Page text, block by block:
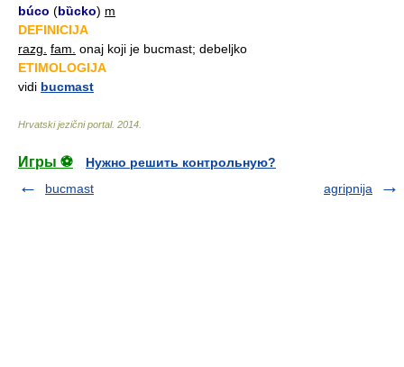
búco (bȕcko) m
DEFINICIJA
razg. fam. onaj koji je bucmast; debeljko
ETIMOLOGIJA
vidi bucmast
Hrvatski jezični portal. 2014
Игры ⚽
Нужно решить контрольную?
bucmast
agripnija